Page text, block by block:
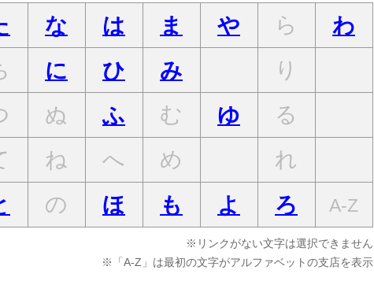
な は ま や ら
わ
に ひ み
り
ぬ ふ む ゆ
る
ね へ め
れ
の ほ も よ ろ A-Z
※リンクがない文字は選択できません
※「A-Z」は最初の文字がアルファベットの支店を表示